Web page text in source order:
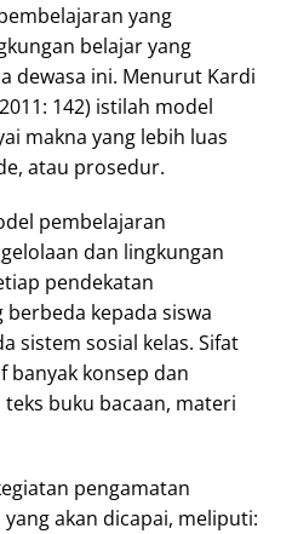
yang
belajar yang
dewasa ini. Menurut Kardi
142) istilah model
makna yang lebih luas
atau prosedur.
pembelajaran
dan lingkungan
pendekatan
kepada siswa
sistem sosial kelas. Sifat
banyak konsep dan
buku bacaan, materi
pengamatan
akan dicapai, meliputi: